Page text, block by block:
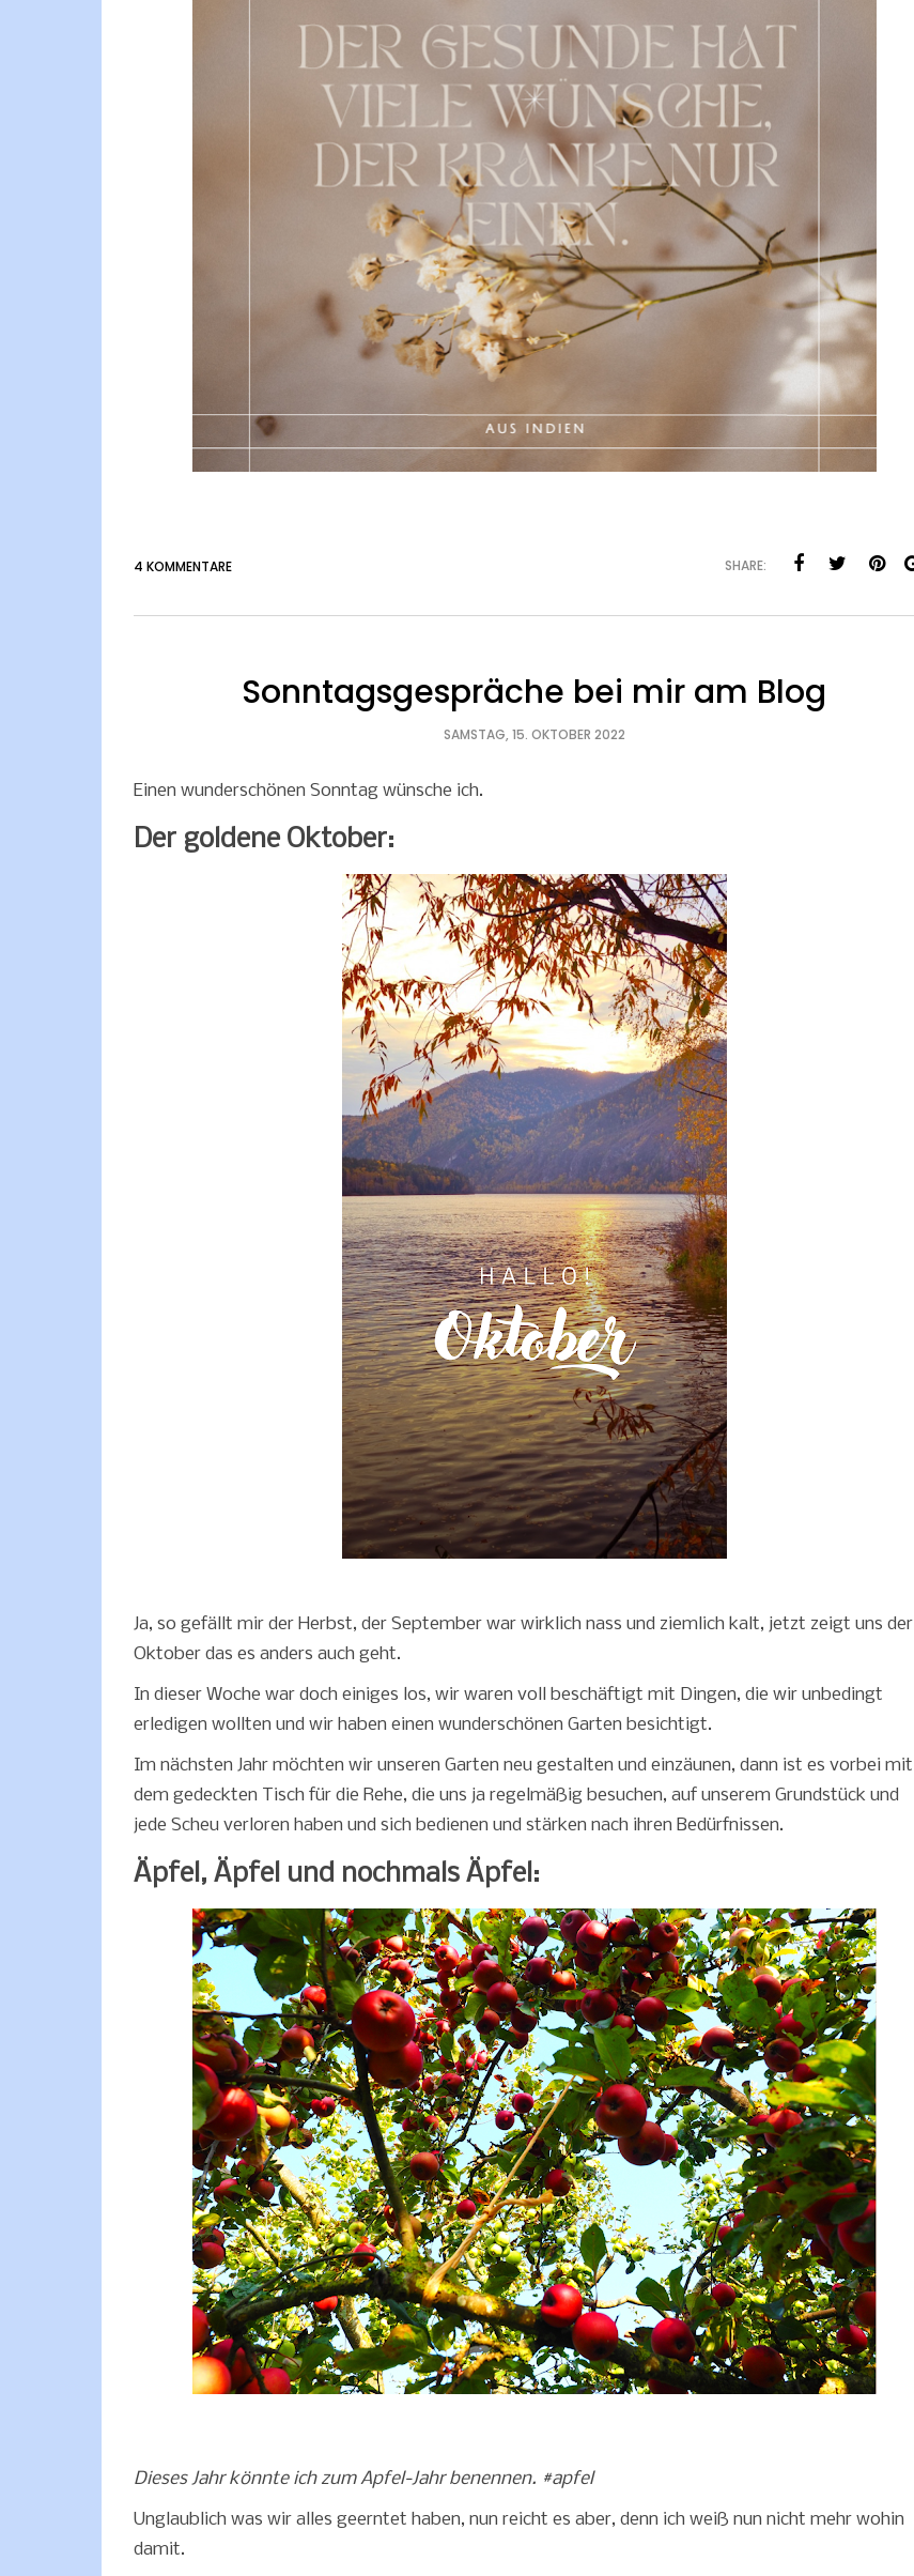
4 KOMMENTARE SHARE:
Sonntagsgespräche bei mir am Blog
SAMSTAG, 15. OKTOBER 2022
Einen wunderschönen Sonntag wünsche ich.
Der goldene Oktober:
Ja, so gefällt mir der Herbst, der September war wirklich nass und ziemlich kalt, jetzt zeigt uns der
Oktober das es anders auch geht.
In dieser Woche war doch einiges los, wir waren voll beschäftigt mit Dingen, die wir unbedingt
erledigen wollten und wir haben einen wunderschönen Garten besichtigt.
Im nächsten Jahr möchten wir unseren Garten neu gestalten und einzäunen, dann ist es vorbei mit
dem gedeckten Tisch für die Rehe, die uns ja regelmäßig besuchen, auf unserem Grundstück und
jede Scheu verloren haben und sich bedienen und stärken nach ihren Bedürfnissen.
Äpfel, Äpfel und nochmals Äpfel:
Dieses Jahr könnte ich zum Apfel-Jahr benennen. #apfel
Unglaublich was wir alles geerntet haben, nun reicht es aber, denn ich weiß nun nicht mehr wohin
damit.